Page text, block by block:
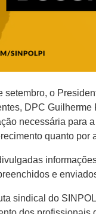
setembro, o
DPC
necessária para
quanto
e
sindical do